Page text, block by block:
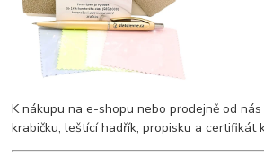
K nákupu na e-shopu nebo prodejně od
krabičku, leštící hadřík, propisku a certifikát